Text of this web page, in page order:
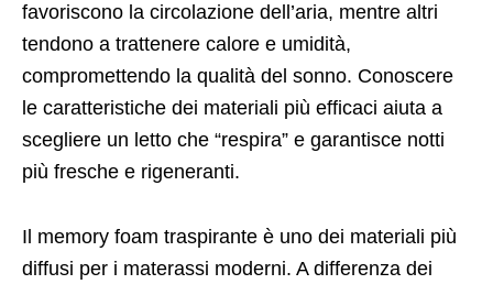
favoriscono la circolazione dell’aria, mentre altri
tendono a trattenere calore e umidità,
compromettendo la qualità del sonno. Conoscere
le caratteristiche dei materiali più efficaci aiuta a
scegliere un letto che “respira” e garantisce notti
più fresche e rigeneranti.
Il memory foam traspirante è uno dei materiali più
diffusi per i materassi moderni. A differenza dei